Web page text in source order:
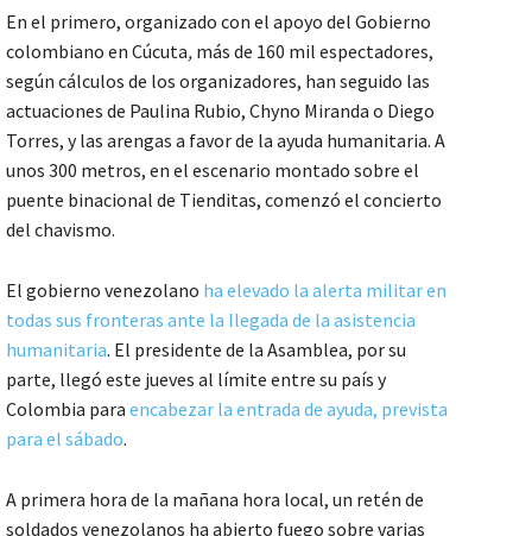
En el primero, organizado con el apoyo del Gobierno
colombiano en Cúcuta, más de 160 mil espectadores,
según cálculos de los organizadores, han seguido las
actuaciones de Paulina Rubio, Chyno Miranda o Diego
Torres, y las arengas a favor de la ayuda humanitaria. A
unos 300 metros, en el escenario montado sobre el
puente binacional de Tienditas, comenzó el concierto
del chavismo.
El gobierno venezolano ha elevado la alerta militar en
todas sus fronteras ante la llegada de la asistencia
humanitaria. El presidente de la Asamblea, por su
parte, llegó este jueves al límite entre su país y
Colombia para encabezar la entrada de ayuda, prevista
para el sábado.
A primera hora de la mañana hora local, un retén de
soldados venezolanos ha abierto fuego sobre varias